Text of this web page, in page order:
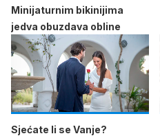
Minijaturnim bikinijima
jedva obuzdava obline
Sjećate li se Vanje?